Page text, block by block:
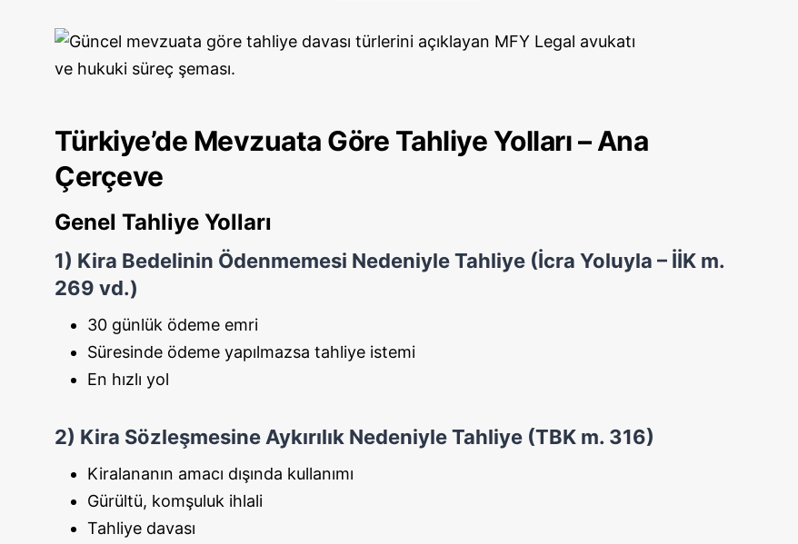
Türkiye’de Mevzuata Göre Tahliye Yolları – Ana
Çerçeve
Genel Tahliye Yolları
1) Kira Bedelinin Ödenmemesi Nedeniyle Tahliye (İcra Yoluyla – İİK m.
269 vd.)
30 günlük ödeme emri
Süresinde ödeme yapılmazsa tahliye istemi
En hızlı yol
2) Kira Sözleşmesine Aykırılık Nedeniyle Tahliye (TBK m. 316)
Kiralananın amacı dışında kullanımı
Gürültü, komşuluk ihlali
Tahliye davası